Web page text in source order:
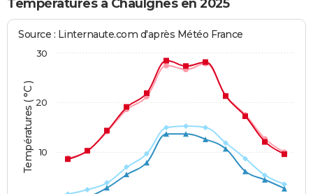
Températures à Chaulgnes en 2025
Températures ( °C )
Source : Linternaute.com d'après Météo France
10
20
30